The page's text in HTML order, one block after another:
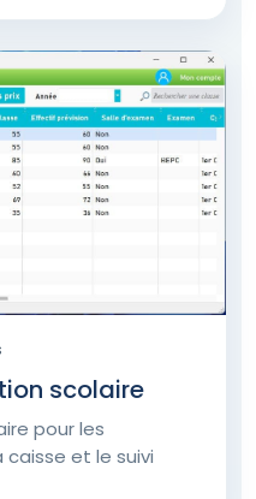
scolaire
pour les
caisse et le suivi